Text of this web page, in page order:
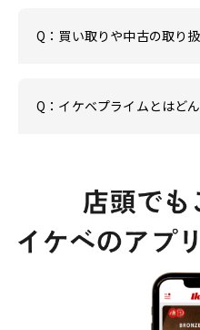
Q：買い取りや中古の取り
Q：イケベプライムとはど